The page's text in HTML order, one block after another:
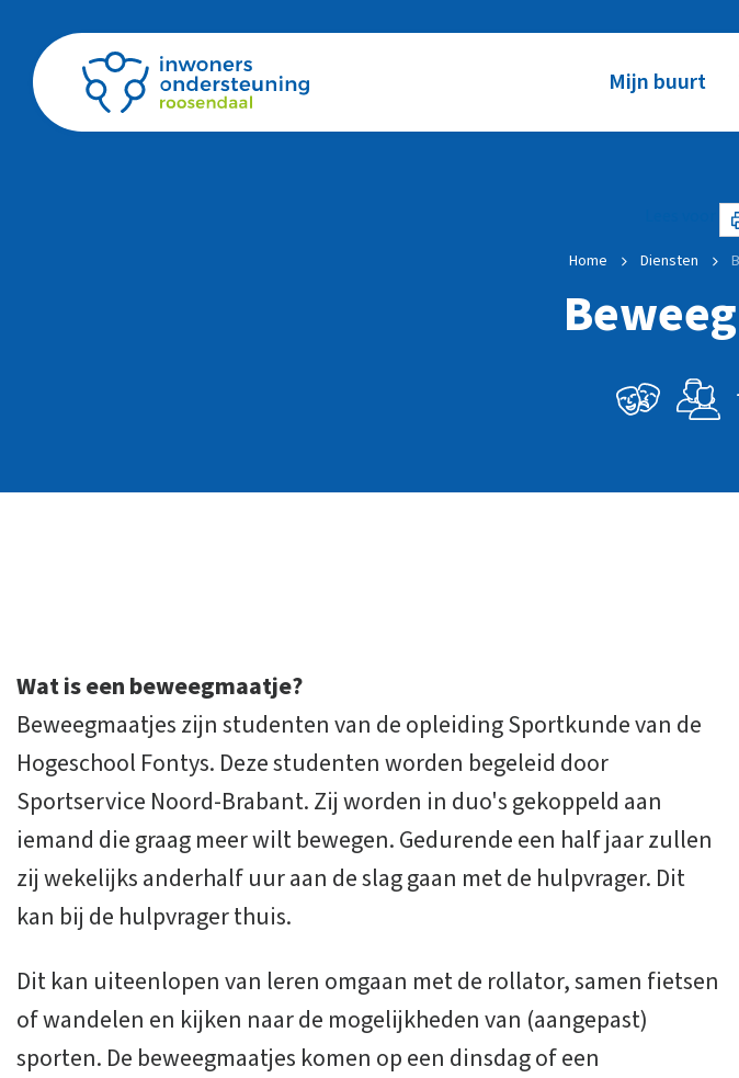
Mijn buurt
Home Diensten
Wat is een beweegmaatje?
Beweegmaatjes zijn studenten van de opleiding Sportkunde van de
Hogeschool Fontys. Deze studenten worden begeleid door
Sportservice Noord-Brabant. Zij worden in duo's gekoppeld aan
iemand die graag meer wilt bewegen. Gedurende een half jaar zullen
zij wekelijks anderhalf uur aan de slag gaan met de hulpvrager. Dit
kan bij de hulpvrager thuis.
Dit kan uiteenlopen van leren omgaan met de rollator, samen fietsen
of wandelen en kijken naar de mogelijkheden van (aangepast)
sporten. De beweegmaatjes komen op een dinsdag of een